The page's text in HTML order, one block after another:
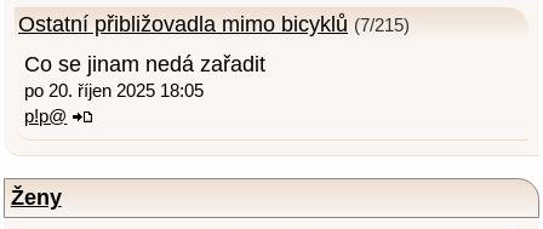
Ostatní přibližovadla mimo bicyklů (7/215)
Co se jinam nedá zařadit
po 20. říjen 2025 18:05
p!p@
Ženy